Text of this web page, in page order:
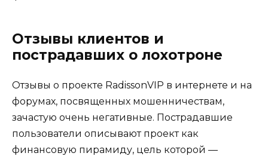
Отзывы клиентов и
пострадавших о лохотроне
Отзывы о проекте RadissonVIP в интернете и на
форумах, посвященных мошенничествам,
зачастую очень негативные. Пострадавшие
пользователи описывают проект как
финансовую пирамиду, цель которой —